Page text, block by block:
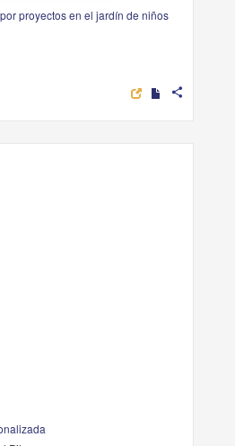
proyectos en el jardín de niños
share